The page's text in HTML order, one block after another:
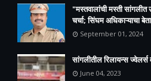
"मस्तवालांची मस्ती
चर्चा; सिंघम अधिकाऱ्याचा
September 01, 2024
सांगलीतील रिलायन्स ज्वेलर्स
June 04, 2023